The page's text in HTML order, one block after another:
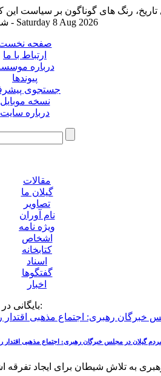
شنبه ۱۷ مرداد ۱۴۰۵ - Saturday 8 Aug 2026
صفحه
ارتباط با ما
درباره
پیوندها
جستجوی
نسخه موبایل
درباره سایت
مقالات
گیلان ما
تصاویر
نام آوران
ویژه نامه
اشخاص
کتابخانه
اسناد
گفتگوها
اخبار
بایگانی در تاریخ:
گیلان در مجلس خبرگان رهبری: اجتماع مذهبی اقتدار را به همراه می‌آورد/